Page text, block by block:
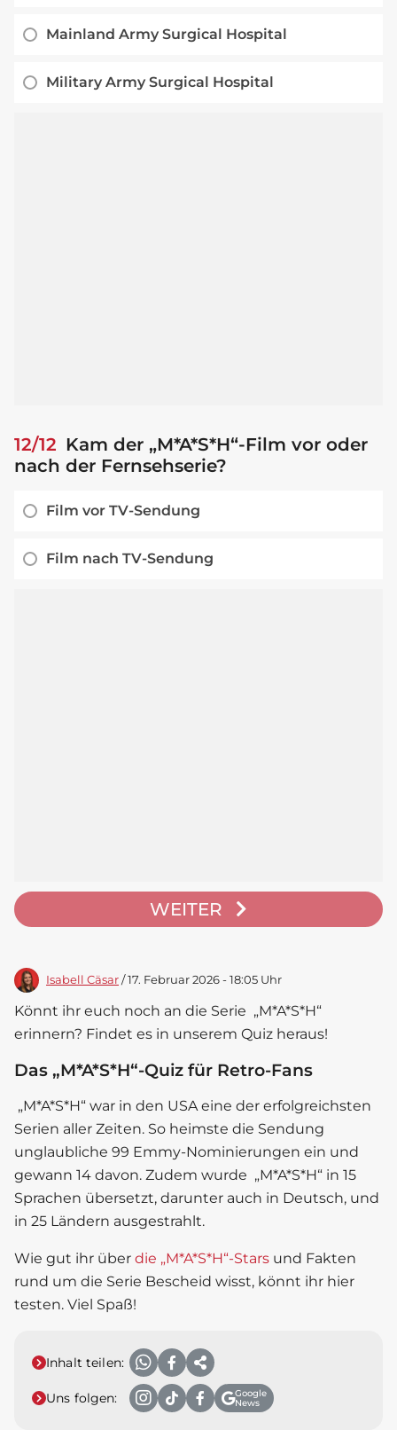
Mainland Army Surgical Hospital
Military Army Surgical Hospital
12/12 Kam der „M*A*S*H“-Film vor oder
nach der Fernsehserie?
Film vor TV-Sendung
Film nach TV-Sendung
WEITER
Isabell Cäsar / 17. Februar 2026 - 18:05 Uhr
Könnt ihr euch noch an die Serie „M*A*S*H“
erinnern? Findet es in unserem Quiz heraus!
Das „M*A*S*H“-Quiz für Retro-Fans
„M*A*S*H“ war in den USA eine der erfolgreichsten
Serien aller Zeiten. So heimste die Sendung
unglaubliche 99 Emmy-Nominierungen ein und
gewann 14 davon. Zudem wurde „M*A*S*H“ in 15
Sprachen übersetzt, darunter auch in Deutsch, und
in 25 Ländern ausgestrahlt.
Wie gut ihr über die „M*A*S*H“-Stars und Fakten
rund um die Serie Bescheid wisst, könnt ihr hier
testen. Viel Spaß!
Inhalt teilen:
Uns folgen:
Google
News